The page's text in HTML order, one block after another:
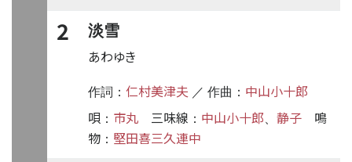
2 淡雪
あわゆき
作詞： 仁村美津夫 ／ 作曲： 中山小十郎
唄 ： 市丸 三味線 ： 中山小十郎 静子
鳴
物 ： 堅田喜三久連中